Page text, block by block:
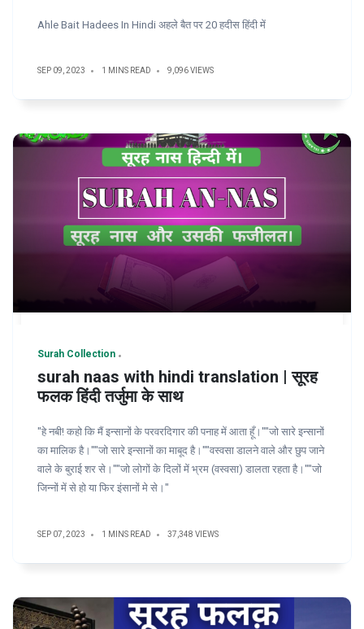
Ahle Bait Hadees In Hindi अहले बैत पर 20 हदीस हिंदी में
SEP 09, 2023 1 MINS READ 9,096 VIEWS
Surah Collection
surah naas with hindi translation | सूरह
फलक हिंदी तर्जुमा के साथ
"हे नबी! कहो कि मैं इन्सानों के परवरदिगार की पनाह में आता हूँ।""जो सारे इन्सानों
का मालिक है।""जो सारे इन्सानों का माबूद है।""वस्वसा डालने वाले और छुप जाने
वाले के बुराई शर से।""जो लोगों के दिलों में भ्रम (वस्वसा) डालता रहता है।""जो
जिन्नों में से हो या फिर इंसानों मे से।"
SEP 07, 2023 1 MINS READ 37,348 VIEWS